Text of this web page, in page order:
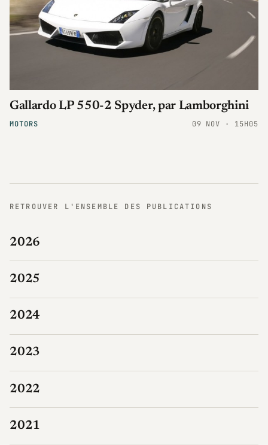
MOTORS
Gallardo LP 550-2 Spyder, par Lamborghini
09 NOV · 15H05
RETROUVER L'ENSEMBLE DES PUBLICATIONS
2026
2025
2024
2023
2022
2021